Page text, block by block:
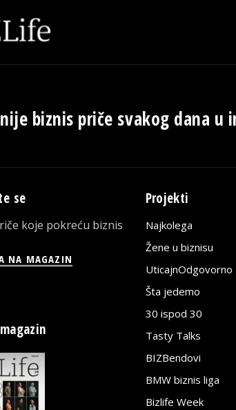
biznis priče svakog dana u
se
koje pokreću biznis
NA MAGAZIN
Projekti
Najkolega
Žene u biznisu
UticajnOdgovorno
Šta jedemo
30 ispod 30
Tasty Talks
BIZBendovi
BMW biznis liga
Bizlife Week